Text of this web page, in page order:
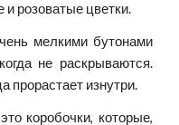
и розоватые цветки.
мелкими бутонами
не раскрываются.
изнутри.
коробочки, которые,